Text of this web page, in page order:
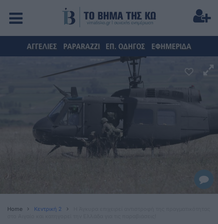
ΑΓΓΕΛΙΕΣ PAPARAZZI ΕΠ. ΟΔΗΓΟΣ ΕΦΗΜΕΡΙΔΑ
Home Κεντρική 2